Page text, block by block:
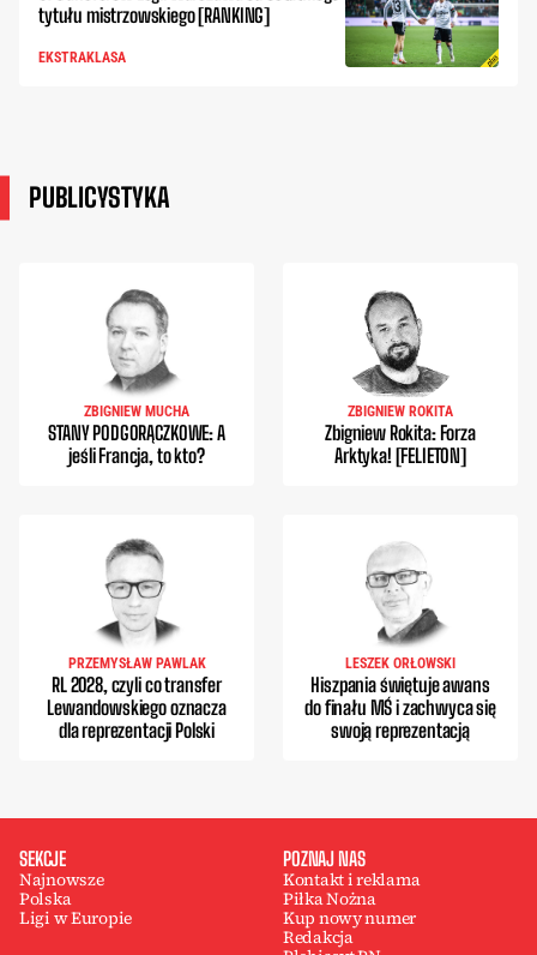
tytułu mistrzowskiego [RANKING]
EKSTRAKLASA
PUBLICYSTYKA
ZBIGNIEW MUCHA
STANY PODGORĄCZKOWE: A
jeśli Francja, to kto?
ZBIGNIEW ROKITA
Zbigniew Rokita: Forza
Arktyka! [FELIETON]
PRZEMYSŁAW PAWLAK
RL 2028, czyli co transfer
Lewandowskiego oznacza
dla reprezentacji Polski
LESZEK ORŁOWSKI
Hiszpania świętuje awans
do finału MŚ i zachwyca się
swoją reprezentacją
SEKCJE
Najnowsze
Polska
Ligi w Europie
POZNAJ NAS
Kontakt i reklama
Piłka Nożna
Kup nowy numer
Redakcja